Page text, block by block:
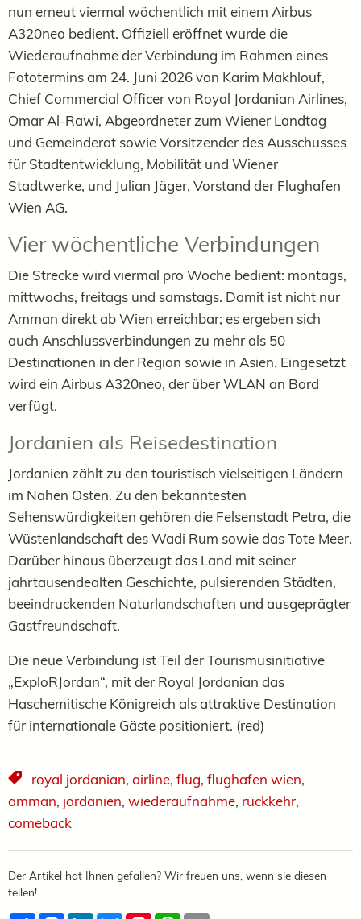
nun erneut viermal wöchentlich mit einem Airbus
A320neo bedient. Offiziell eröffnet wurde die
Wiederaufnahme der Verbindung im Rahmen eines
Fototermins am 24. Juni 2026 von Karim Makhlouf,
Chief Commercial Officer von Royal Jordanian Airlines,
Omar Al-Rawi, Abgeordneter zum Wiener Landtag
und Gemeinderat sowie Vorsitzender des Ausschusses
für Stadtentwicklung, Mobilität und Wiener
Stadtwerke, und Julian Jäger, Vorstand der Flughafen
Wien AG.
Vier wöchentliche Verbindungen
Die Strecke wird viermal pro Woche bedient: montags,
mittwochs, freitags und samstags. Damit ist nicht nur
Amman direkt ab Wien erreichbar; es ergeben sich
auch Anschlussverbindungen zu mehr als 50
Destinationen in der Region sowie in Asien. Eingesetzt
wird ein Airbus A320neo, der über WLAN an Bord
verfügt.
Jordanien als Reisedestination
Jordanien zählt zu den touristisch vielseitigen Ländern
im Nahen Osten. Zu den bekanntesten
Sehenswürdigkeiten gehören die Felsenstadt Petra, die
Wüstenlandschaft des Wadi Rum sowie das Tote Meer.
Darüber hinaus überzeugt das Land mit seiner
jahrtausendealten Geschichte, pulsierenden Städten,
beeindruckenden Naturlandschaften und ausgeprägter
Gastfreundschaft.
Die neue Verbindung ist Teil der Tourismusinitiative
„ExploRJordan“, mit der Royal Jordanian das
Haschemitische Königreich als attraktive Destination
für internationale Gäste positioniert. (red)
royal jordanian, airline, flug, flughafen wien,
amman, jordanien, wiederaufnahme, rückkehr,
comeback
Der Artikel hat Ihnen gefallen? Wir freuen uns, wenn sie diesen
teilen!